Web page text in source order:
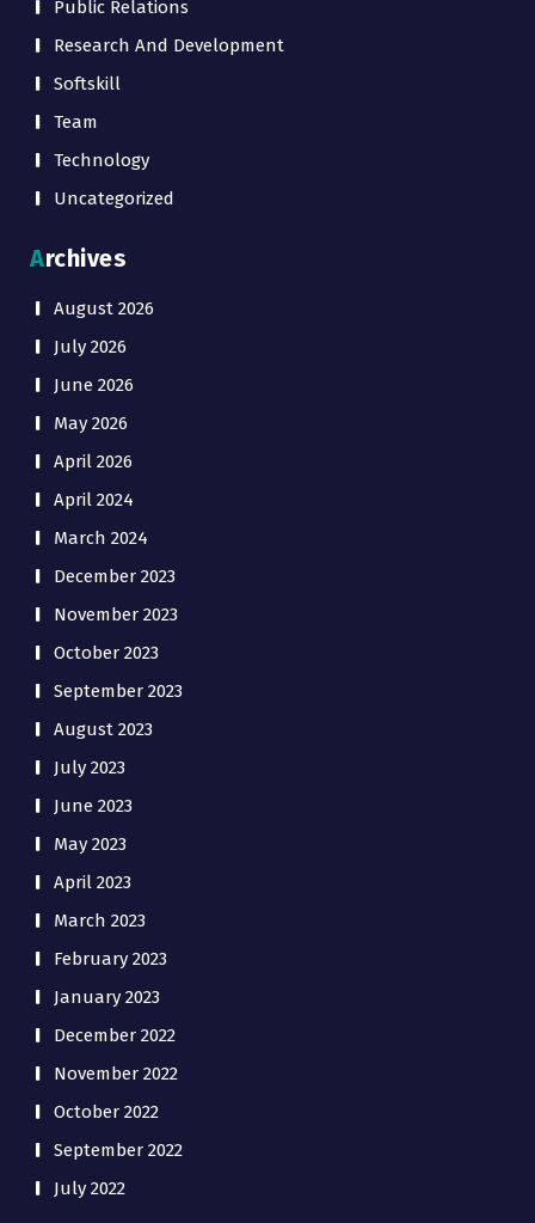
Public Relations
Research And Development
Softskill
Team
Technology
Uncategorized
Archives
August 2026
July 2026
June 2026
May 2026
April 2026
April 2024
March 2024
December 2023
November 2023
October 2023
September 2023
August 2023
July 2023
June 2023
May 2023
April 2023
March 2023
February 2023
January 2023
December 2022
November 2022
October 2022
September 2022
July 2022